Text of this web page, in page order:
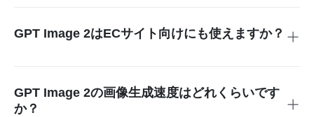
画像 生成、ポスター、UIデザイン、マーケティング用ビジ
ュアルなど、画像内に文字が必要な用途に適しています。
GPT Image 2はECサイト向けにも使えますか？
役立ちます。購入者の関心を引きやすくなり、売上向上も期
待できます。
GPT Image 2の画像生成速度はどれくらいです
か？